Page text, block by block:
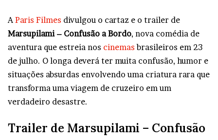
A Paris Filmes divulgou o cartaz e o trailer de
Marsupilami – Confusão a Bordo, nova comédia de
aventura que estreia nos cinemas brasileiros em 23
de julho. O longa deverá ter muita confusão, humor e
situações absurdas envolvendo uma criatura rara que
transforma uma viagem de cruzeiro em um
verdadeiro desastre.
Trailer de Marsupilami – Confusão